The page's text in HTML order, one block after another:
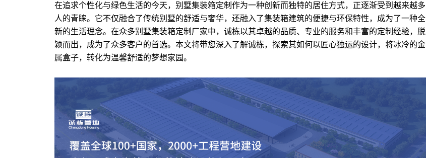
在追求个性化与绿色生活的今天，别墅集装箱定制作为一种创新而独特的居住方式，正逐渐受到越来越多
人的青睐。它不仅融合了传统别墅的舒适与奢华，还融入了集装箱建筑的便捷与环保特性，成为了一种全
新的生活理念。在众多别墅集装箱定制厂家中，诚栋以其卓越的品质、专业的服务和丰富的定制经验，脱
颖而出，成为了众多客户的首选。本文将带您深入了解诚栋，探索其如何以匠心独运的设计，将冰冷的金
属盒子，转化为温馨舒适的梦想家园。